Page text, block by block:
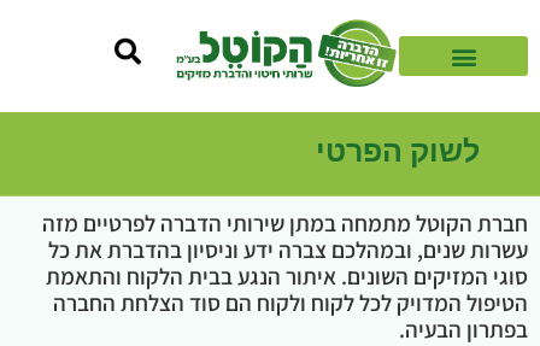
לשוק הפרטי
חברת הקוטל מתמחה במתן שירותי הדברה לפרטיים מזה
עשרות שנים, ובמהלכם צברה ידע וניסיון בהדברת את כל
סוגי המזיקים השונים. איתור הנגע בבית הלקוח והתאמת
הטיפול המדויק לכל לקוח ולקוח הם סוד הצלחת החברה
בפתרון הבעיה.